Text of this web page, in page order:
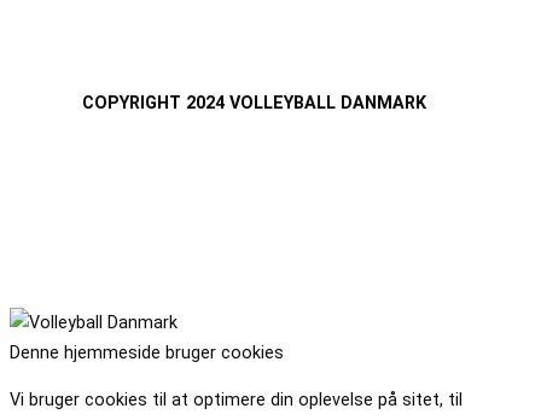
COPYRIGHT 2024 VOLLEYBALL DANMARK
Denne hjemmeside bruger cookies
Vi bruger cookies til at optimere din oplevelse på sitet, til